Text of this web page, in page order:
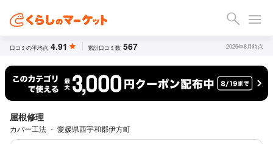
口コミの平均点 4.91 累計口コミ数 567 2026年8月時点
屋根修理
カバー工法 ・ 愛媛県西宇和郡伊方町